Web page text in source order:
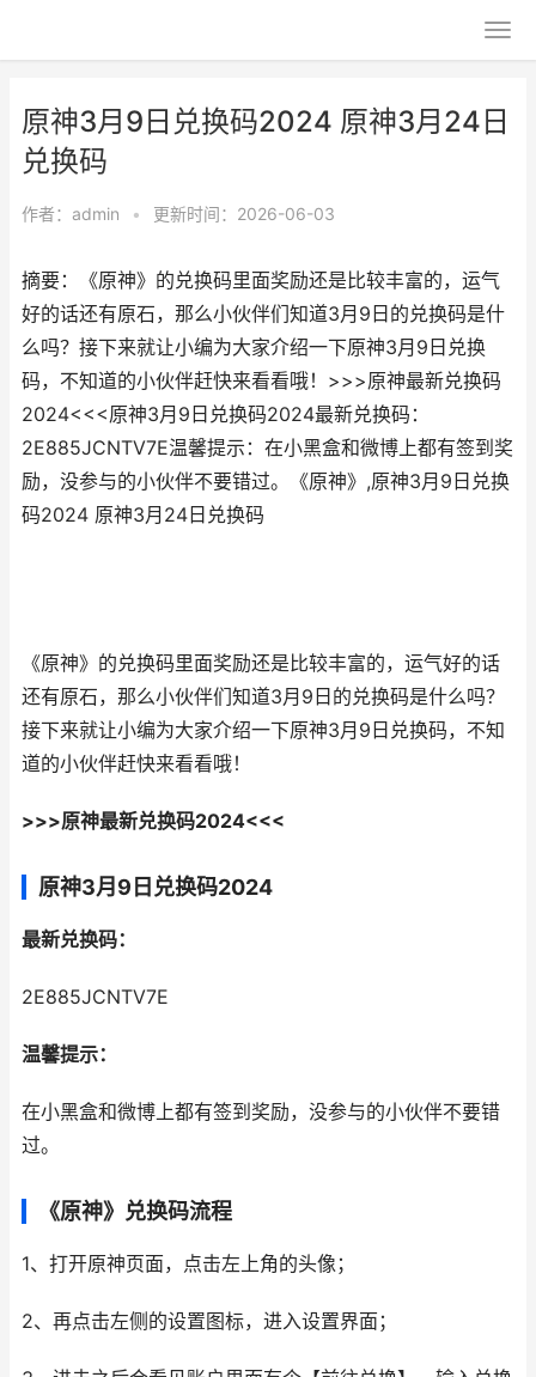
原神3月9日兑换码2024 原神3月24日
兑换码
作者： admin • 更新时间：2026-06-03
摘要：《原神》的兑换码里面奖励还是比较丰富的，运气
好的话还有原石，那么小伙伴们知道3月9日的兑换码是什
么吗？接下来就让小编为大家介绍一下原神3月9日兑换
码，不知道的小伙伴赶快来看看哦！>>>原神最新兑换码
2024<<<原神3月9日兑换码2024最新兑换码：
2E885JCNTV7E温馨提示：在小黑盒和微博上都有签到奖
励，没参与的小伙伴不要错过。《原神》,原神3月9日兑换
码2024 原神3月24日兑换码
《原神》的兑换码里面奖励还是比较丰富的，运气好的话
还有原石，那么小伙伴们知道3月9日的兑换码是什么吗？
接下来就让小编为大家介绍一下原神3月9日兑换码，不知
道的小伙伴赶快来看看哦！
>>>原神最新兑换码2024<<<
原神3月9日兑换码2024
最新兑换码：
2E885JCNTV7E
温馨提示：
在小黑盒和微博上都有签到奖励，没参与的小伙伴不要错
过。
《原神》兑换码流程
1、打开原神页面，点击左上角的头像；
2、再点击左侧的设置图标，进入设置界面；